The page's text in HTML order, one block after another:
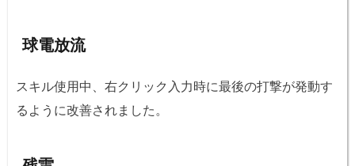
球電放流
スキル使用中、右クリック入力時に最後の打撃が発動す
るように改善されました。